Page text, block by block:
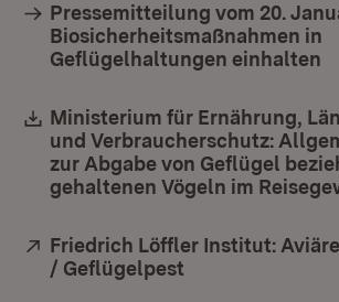
Pressemitteilung vom 20.
Biosicherheitsmaßnahmen in
Geflügelhaltungen einhalten
Download:
Ministerium für Ernährung,
und Verbraucherschutz:
zur Abgabe von Geflügel
gehaltenen Vögeln im
Extern:
Friedrich Löffler Institut:
/ Geflügelpest